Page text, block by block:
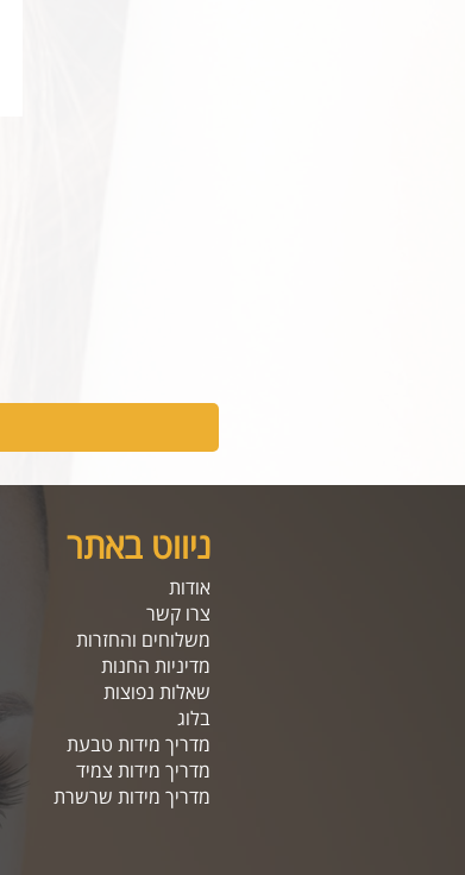
ניווט באתר
אודות
צרו קשר
משלוחים והחזרות
מדיניות החנות
שאלות נפוצות
בלוג
מדריך מידות טבעת
מדריך מידות צמיד
מדריך מידות שרשרת